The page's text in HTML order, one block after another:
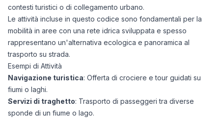
contesti turistici o di collegamento urbano.
Le attività incluse in questo codice sono fondamentali per la
mobilità in aree con una rete idrica sviluppata e spesso
rappresentano un'alternativa ecologica e panoramica al
trasporto su strada.
Esempi di Attività
Navigazione turistica: Offerta di crociere e tour guidati su
fiumi o laghi.
Servizi di traghetto: Trasporto di passeggeri tra diverse
sponde di un fiume o lago.